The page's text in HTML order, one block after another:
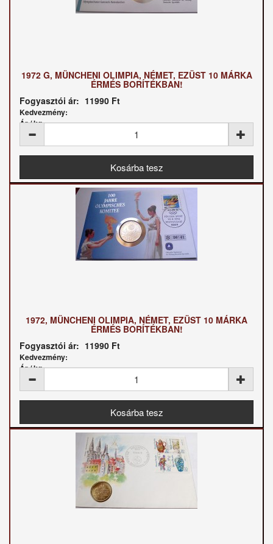
1972 G, MÜNCHENI OLIMPIA, NÉMET, EZÜST 10 MÁRKA
ÉRMÉS BORÍTÉKBAN!
Fogyasztói ár: 11990 Ft
Kedvezmény:
Ár / kg:
1972, MÜNCHENI OLIMPIA, NÉMET, EZÜST 10 MÁRKA
ÉRMÉS BORÍTÉKBAN!
Fogyasztói ár: 11990 Ft
Kedvezmény:
Ár / kg: